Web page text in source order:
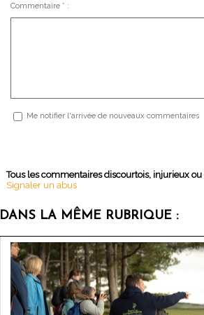
Commentaire * :
Me notifier l'arrivée de nouveaux commentaires
Tous les commentaires discourtois, injurieux
Signaler un abus
DANS LA MÊME RUBRIQUE :